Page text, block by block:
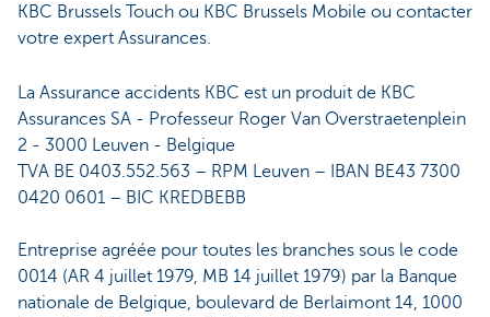
KBC Brussels Touch ou KBC Brussels Mobile ou contacter
votre expert Assurances.
La Assurance accidents KBC est un produit de KBC
Assurances SA - Professeur Roger Van Overstraetenplein
2 - 3000 Leuven - Belgique
TVA BE 0403.552.563 – RPM Leuven – IBAN BE43 7300
0420 0601 – BIC KREDBEBB
Entreprise agréée pour toutes les branches sous le code
0014 (AR 4 juillet 1979, MB 14 juillet 1979) par la Banque
nationale de Belgique, boulevard de Berlaimont 14, 1000